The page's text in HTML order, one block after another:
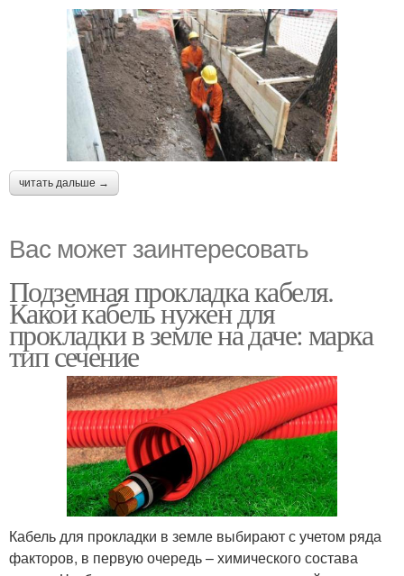
читать дальше →
Вас может заинтересовать
Подземная прокладка кабеля.
Какой кабель нужен для
прокладки в земле на даче: марка
тип сечение
Кабель для прокладки в земле выбирают с учетом ряда
факторов, в первую очередь – химического состава